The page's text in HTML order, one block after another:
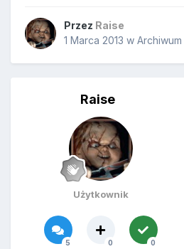
Przez Raise
1 Marca 2013 w Archiwum
Raise
Użytkownik
5 0 0